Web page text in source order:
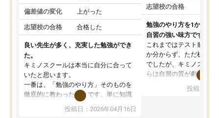
偏差値の変化 上がった
志望校の合格 合格した
良い先生が多く、充実した勉強ができ
た。
キミノスクールは本当に自分に合って
いたと思います。
一番は、「勉強のやり方」そのものを
徹底的に教わったことです。単に知識
を詰め込むのではなく、自学自習の習
慣が身につくよう並走してくれるの
投稿日：2026年04月16日
志望校の合格
勉強のやり方を1から教
自習の強い味方です。
これまではテスト前に何
か分からず、ただ机に座
でしたが、キミノスクー
らは自習の質が劇的に変
を明確にしてくれるの
投稿日：